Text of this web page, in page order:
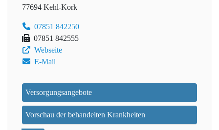
77694 Kehl-Kork
07851 842250
07851 842555
Webseite
E-Mail
Versorgungsangebote
Vorschau der behandelten Krankheiten